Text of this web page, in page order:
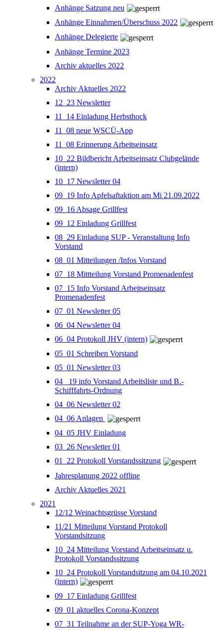
Anhänge Satzung neu
Anhänge Einnahmen/Überschuss 2022
Anhänge Delegierte
Anhänge Termine 2023
Archiv aktuelles 2022
2022
Archiv Aktuelles 2022
12_23 Newsletter
11_14 Einladung Herbsthock
11_08 neue WSCÜ-App
11_08 Erinnerung Arbeitseinsatz
10_22 Bildbericht Arbeitseinsatz Clubgelände
(intern)
10_17 Newsletter 04
09_19 Info Apfelsaftaktion am Mi 21.09.2022
09_16 Absage Grillfest
09_12 Einladung Grillfest
08_29 Einladung SUP - Veranstaltung Info
Vorstand
08_01 Mitteilungen /Infos Vorstand
07_18 Mittteilung Vorstand Promenadenfest
07_15 Info Vorstand Arbeitseinsatz
Promenadenfest
07_01 Newsletter 05
06_04 Newsletter 04
06_04 Protokoll JHV (intern)
05_01 Schreiben Vorstand
05_01 Newsletter 03
04_ 19 info Vorstand Arbeitsliste und B.-
Schifffahrts-Ordnung
04_06 Newsletter 02
04_06 Anlagen
04_05 JHV Einladung
03_26 Newsletter 01
01_22 Protokoll Vorstandssitzung
Jahresplanung 2022 offline
Archiv Aktuelles 2021
2021
12/12 Weinachtsgrüsse Vorstand
11/21 Mitteilung Vorstand Protokoll
Vorstandsitzung
10_24 Mitteilung Vorstand Arbeitseinsatz u.
Protokoll Vorstandssitzung
10_24 Protokoll Vorstandsitzung am 04.10.2021
(intern)
09_17 Einladung Grillfest
09_01 aktuelles Corona-Konzept
07_31 Teilnahme an der SUP-Yoga WR-